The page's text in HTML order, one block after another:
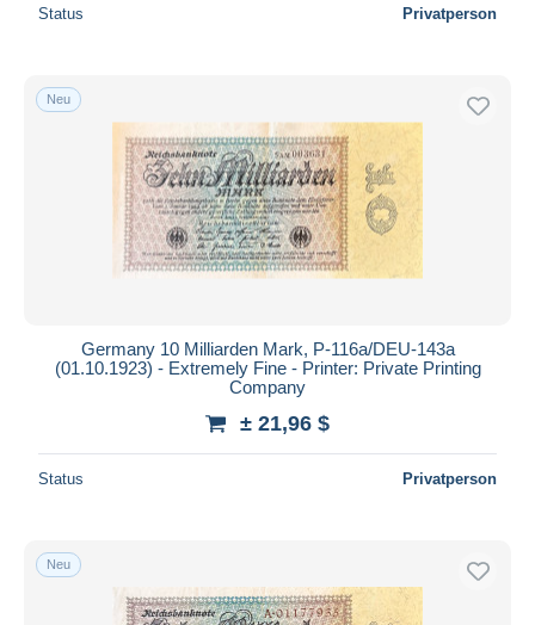
Status Privatperson
Neu
Germany 10 Milliarden Mark, P-116a/DEU-143a
(01.10.1923) - Extremely Fine - Printer: Private Printing
Company
± 21,96 $
Status Privatperson
Neu